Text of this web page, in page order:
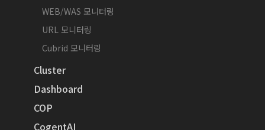
WEB/WAS 모니터링
URL 모니터링
Cubrid 모니터링
Cluster
Dashboard
COP
CogentAI